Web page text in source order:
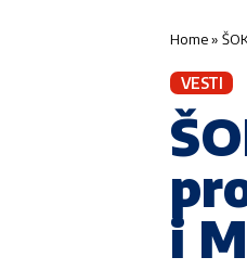
Home»
VESTI
i